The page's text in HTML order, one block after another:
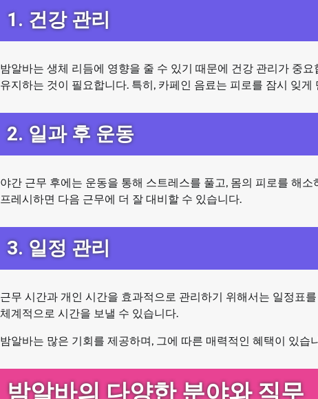
1. 건강 관리
밤알바는 생체 리듬에 영향을 줄 수 있기 때문에 건강 관리가 중
유지하는 것이 필요합니다. 특히, 카페인 음료는 피로를 잠시 잊
2. 일과 후 운동
야간 근무 후에는 운동을 통해 스트레스를 풀고, 몸의 피로를 해
프레시하면 다음 근무에 더 잘 대비할 수 있습니다.
3. 일정 관리
근무 시간과 개인 시간을 효과적으로 관리하기 위해서는 일정표
체계적으로 시간을 보낼 수 있습니다.
밤알바는 많은 기회를 제공하며, 그에 따른 매력적인 혜택이 있
밤알바의 다양한 분야와 직무